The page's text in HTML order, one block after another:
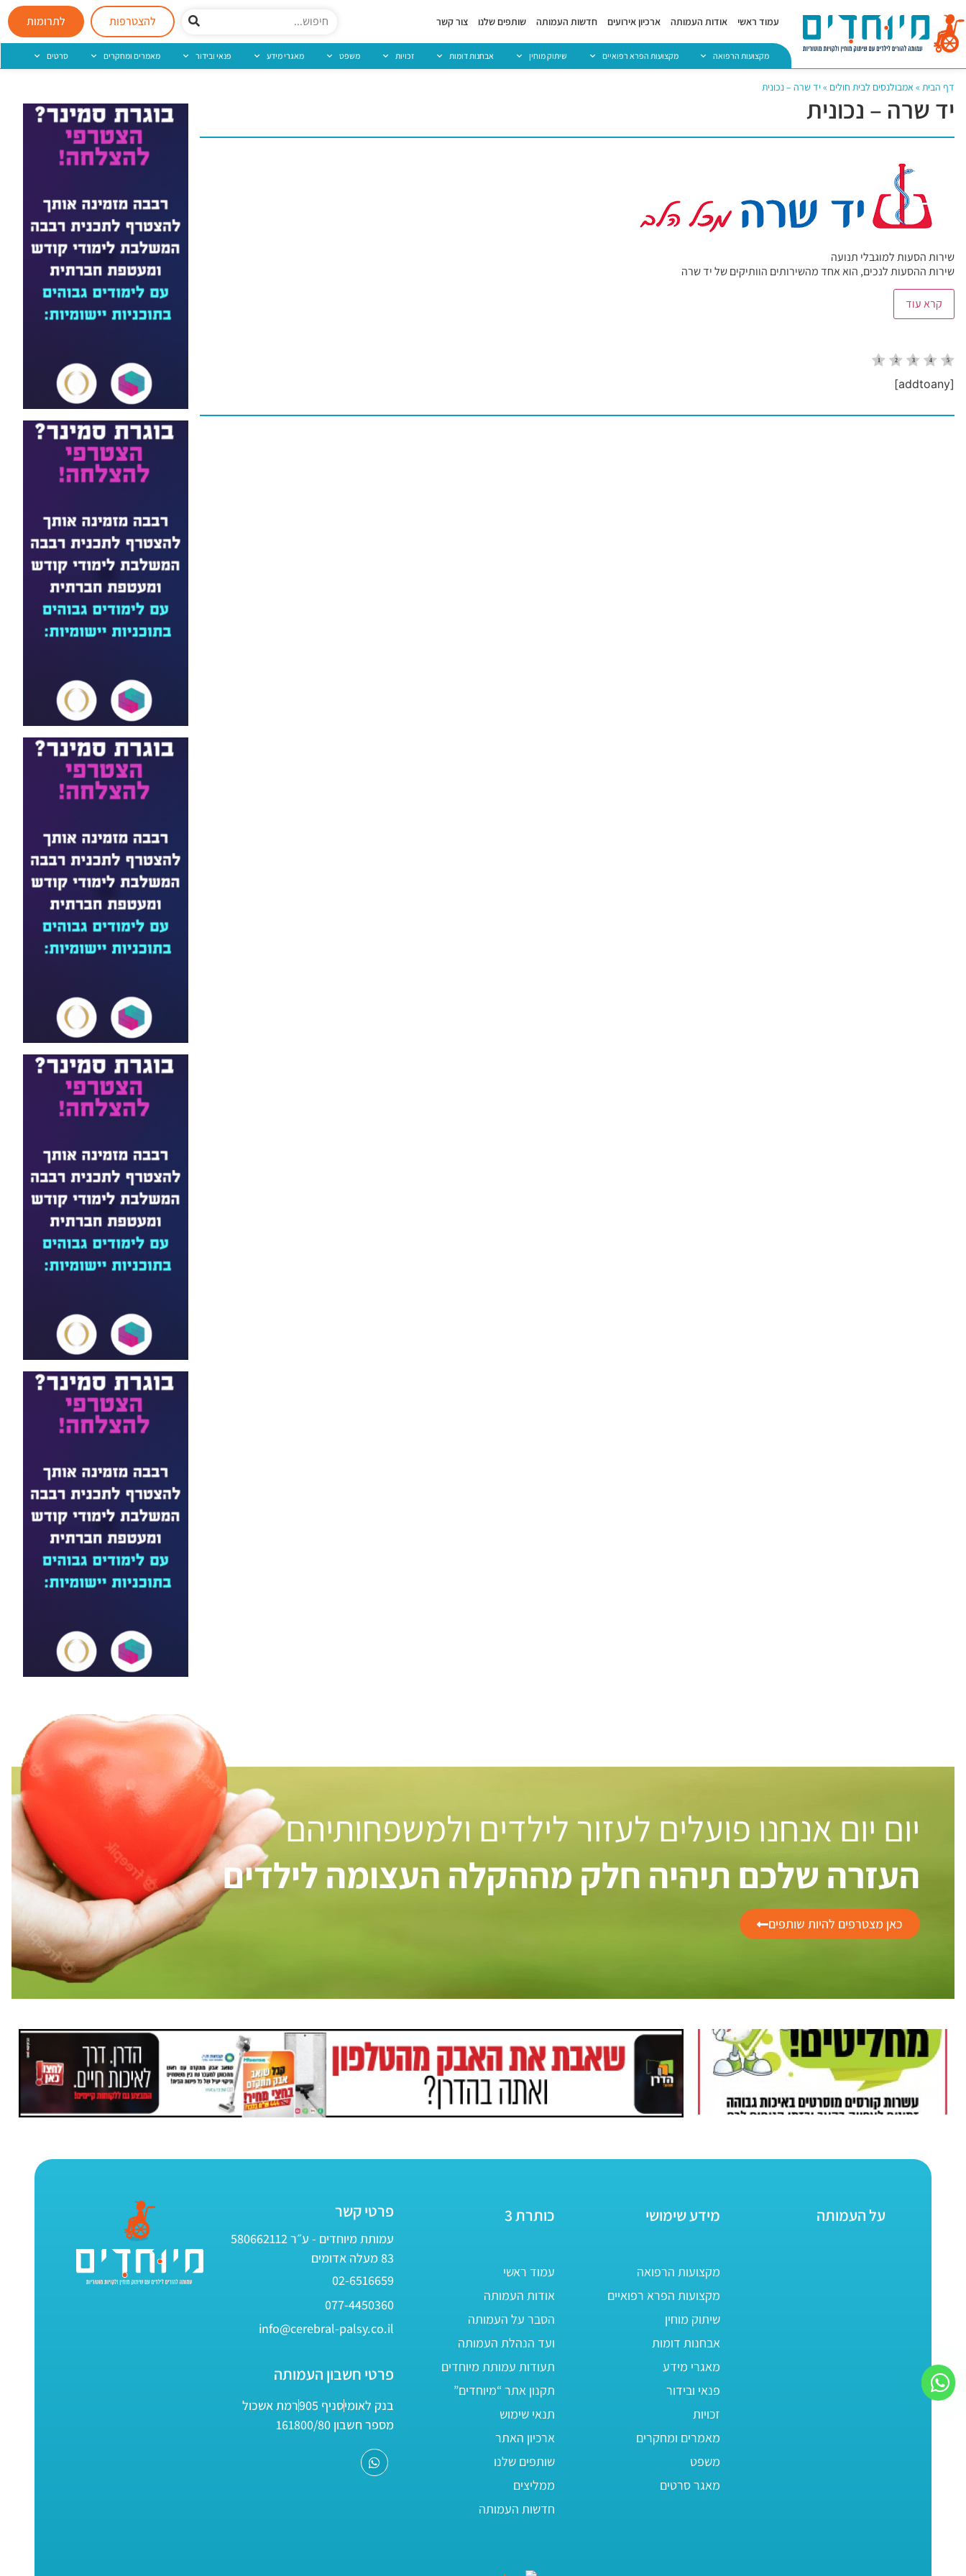
עמוד ראשי אודות העמותה ארכיון אירועים חדשות העמותה שותפים שלנו צור קשר להצטרפות לתרומות
מקצועות הרפואה מקצועות הפרא רפואיים שיתוק מוחין אבחנות דומות זכויות משפט מאגרי מידע פנאי ובידור מאמרים ומחקרים סרטים
דף הבית » אמבולנסים לבית חולים »יד שרה – נכונית
יד שרה – נכונית
שירות הסעות למוגבלי תנועה
שירות ההסעות לנכים, הוא אחד מהשירותים הוותיקים של יד שרה
קרא עוד
[addtoany]
יום יום אנחנו פועלים לעזור לילדים ולמשפחותיהם
העזרה שלכם תיהיה חלק מההקלה העצומה לילדים
כאן מצטרפים להיות שותפים
על העמותה מידע שימושי
מקצועות הרפואה
מקצועות הפרא רפואיים
שיתוק מוחין
אבחנות דומות
מאגרי מידע
פנאי ובידור
זכויות
מאמרים ומחקרים
משפט
מאגר סרטים
כותרת 3
עמוד ראשי
אודות העמותה
הסבר על העמותה
ועד הנהלת העמותה
תעודות עמותת מיוחדים
תקנון אתר “מיוחדים”
תנאי שימוש
ארכיון האתר
שותפים שלנו
ממליצים
חדשות העמותה
פרטי קשר
עמותת מיוחדים - ע״ר 580662112
83 מעלה אדומים
02-6516659
077-4450360
info@cerebral-palsy.co.il
פרטי חשבון העמותה
בנק לאומיסניף 905
רמת אשכול
מספר חשבון 161800/80